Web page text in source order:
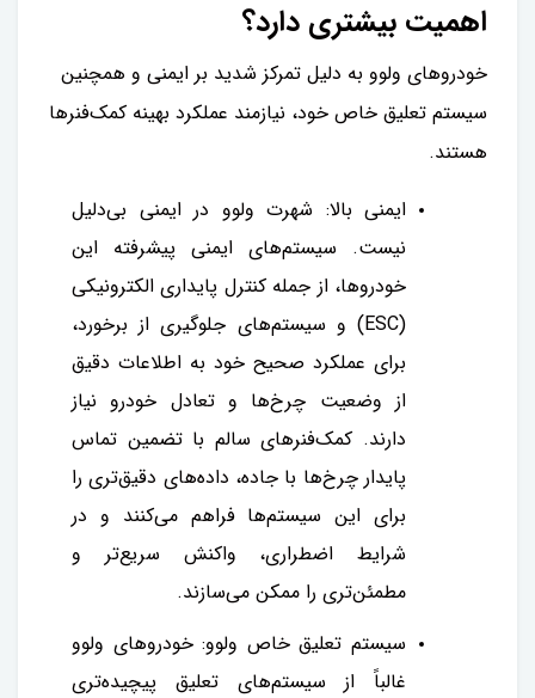
اهمیت بیشتری دارد؟
خودروهای ولوو به دلیل تمرکز شدید بر ایمنی و همچنین
سیستم تعلیق خاص خود، نیازمند عملکرد بهینه کمک‌فنرها
هستند.
ایمنی بالا: شهرت ولوو در ایمنی بی‌دلیل
نیست. سیستم‌های ایمنی پیشرفته این
خودروها، از جمله کنترل پایداری الکترونیکی
(ESC) و سیستم‌های جلوگیری از برخورد،
برای عملکرد صحیح خود به اطلاعات دقیق
از وضعیت چرخ‌ها و تعادل خودرو نیاز
دارند. کمک‌فنرهای سالم با تضمین تماس
پایدار چرخ‌ها با جاده، داده‌های دقیق‌تری را
برای این سیستم‌ها فراهم می‌کنند و در
شرایط اضطراری، واکنش سریع‌تر و
مطمئن‌تری را ممکن می‌سازند.
سیستم تعلیق خاص ولوو: خودروهای ولوو
غالباً از سیستم‌های تعلیق پیچیده‌تری